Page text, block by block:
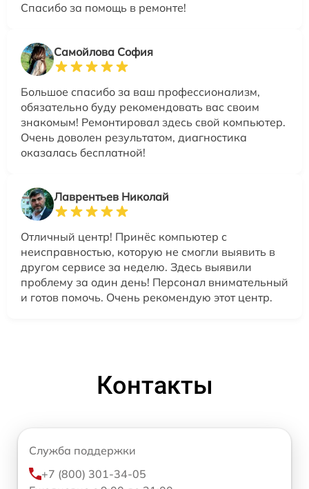
Спасибо за помощь в ремонте!
Самойлова София
Большое спасибо за ваш профессионализм,
обязательно буду рекомендовать вас своим
знакомым! Ремонтировал здесь свой компьютер.
Очень доволен результатом, диагностика
оказалась бесплатной!
Лаврентьев Николай
Отличный центр! Принёс компьютер с
неисправностью, которую не смогли выявить в
другом сервисе за неделю. Здесь выявили
проблему за один день! Персонал внимательный
и готов помочь. Очень рекомендую этот центр.
Контакты
Служба поддержки
+7 (800) 301-34-05